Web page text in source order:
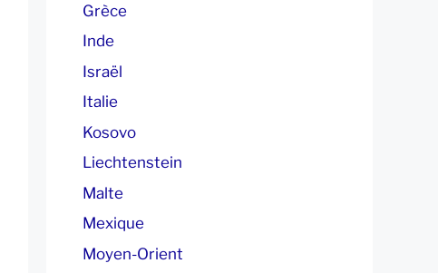
Grèce
Inde
Israël
Italie
Kosovo
Liechtenstein
Malte
Mexique
Moyen-Orient